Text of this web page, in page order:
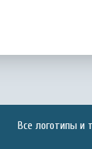
Все логотипы и